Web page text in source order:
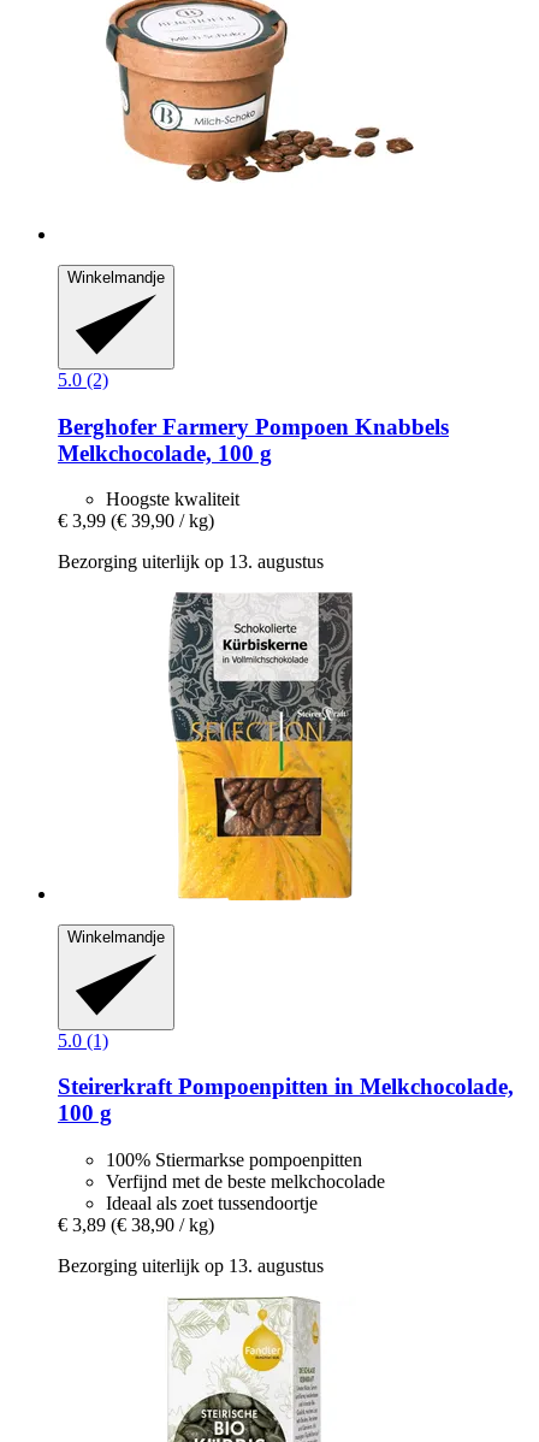
Winkelmandje
5.0 (2)
Berghofer Farmery Pompoen Knabbels
Melkchocolade, 100 g
Hoogste kwaliteit
€ 3,99 (€ 39,90 / kg)
Bezorging uiterlijk op 13. augustus
Winkelmandje
5.0 (1)
SteirerkraftPompoenpitten in Melkchocolade,
100 g
100% Stiermarkse pompoenpitten
Verfijnd met de beste melkchocolade
Ideaal als zoet tussendoortje
€ 3,89 (€ 38,90 / kg)
Bezorging uiterlijk op 13. augustus